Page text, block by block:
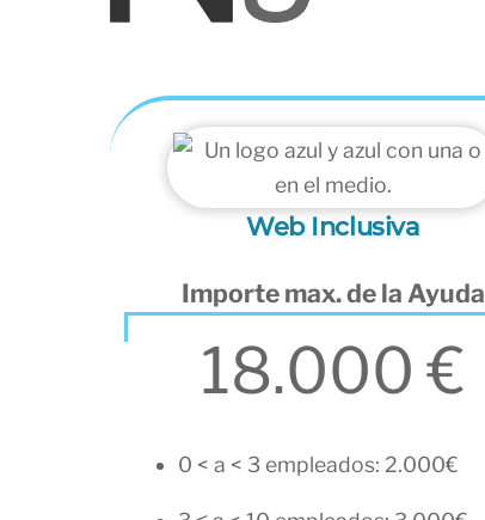
Web Inclusiva
Importe max. de la Ayuda
18.000 €
0 < a < 3 empleados: 2.000€